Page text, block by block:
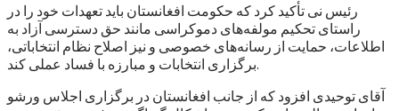
رئیس نی تأکید کرد که حکومت افغانستان باید تعهدات خود را در
راستای تحکیم مولفه‌های دموکراسی مانند حق دسترسی آزاد به
اطلاعات، حمایت از رسانه‌های خصوصی و نیز اصلاح نظام انتخاباتی،
برگزاری انتخابات و مبارزه با فساد عملی کند.
آقای توحیدی افزود که از جانب افغانستان در برگزاری اجلاس ورشو